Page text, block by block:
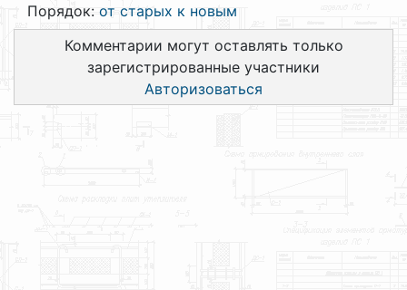
Порядок: от старых к новым
Комментарии могут оставлять только
зарегистрированные участники
Авторизоваться